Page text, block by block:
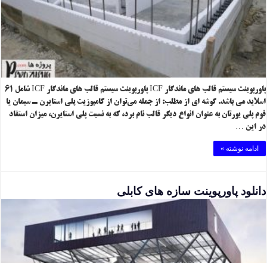
پاورپوینت سیستم قالب های ماندگار ICF پاورپوینت سیستم قالب های ماندگار ICF شامل ۶۱
اسلاید می باشد. گوشه ای از مطلب: از جمله می‌توان از کامپوزیت پلی استایرن ـ سیمان یا
فوم پلی یورتان به عنوان انواع دیگر قالب نام برد، که به نسبت پلی استایرن، میزان استفاد
در این …
ادامه نوشته »
دانلود پاورپوینت سازه های کابلی